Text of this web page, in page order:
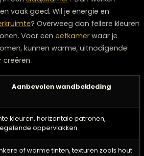
een krachtig instrument zijn om
creëren in je interieur. Verticale
een laag plafond hoger doen
een smalle ruimte breder
een ruimte intiemer en
tinten een open, luchtig gevoel
wilt
in eenslaapkamer? Dan werken
vaak goed. Wil je energie en
? Overweeg dan fellere
Voor eeneetkamerwaar je